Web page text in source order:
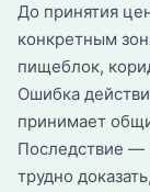
До принятия
конкретным
пищеблок,
Ошибка
принимает
Последствие —
трудно